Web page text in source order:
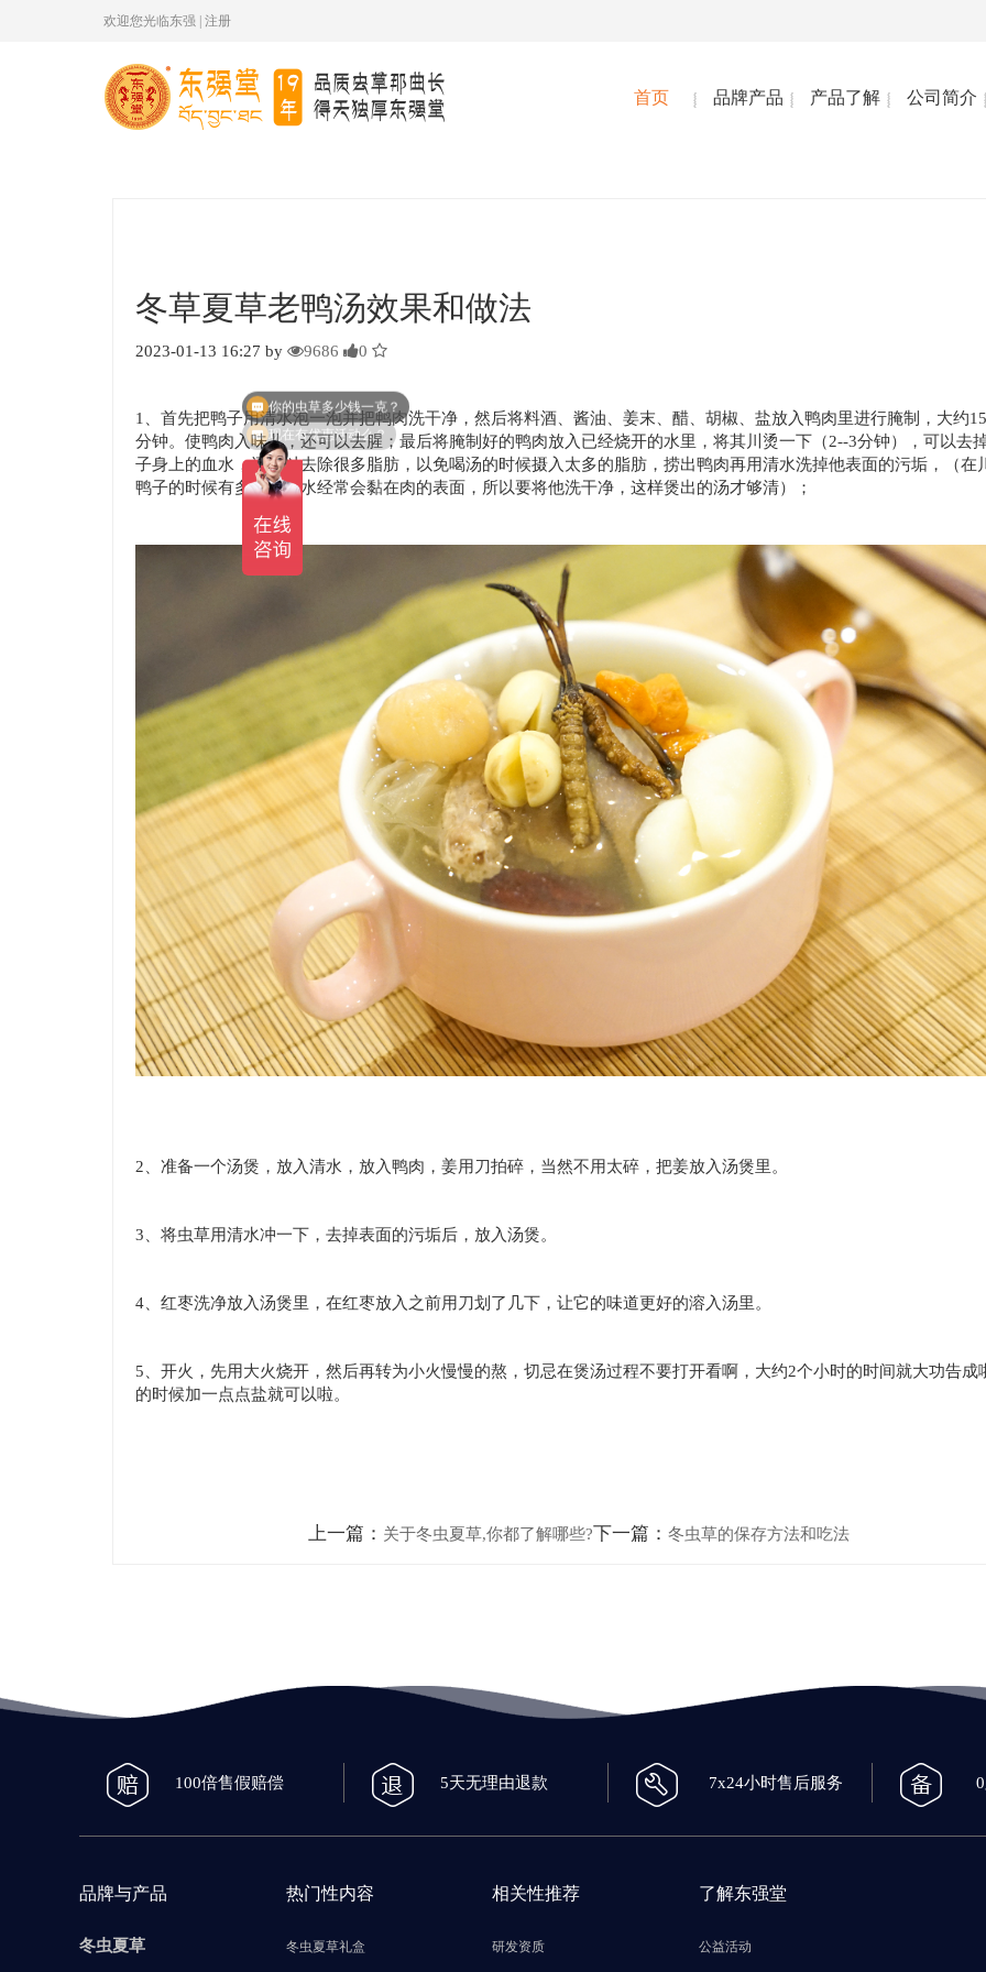
欢迎您光临东强 |注册
首页 品牌产品 产品了解 公司简介
冬草夏草老鸭汤效果和做法
2023-01-13 16:27 by 9686 0
1、首先把鸭子用清水泡一泡并把鸭肉洗干净，然后将料酒、酱油、姜末、醋、胡椒、盐放入鸭肉里进行腌制，大约
分钟。使鸭肉入味儿，还可以去腥；最后将腌制好的鸭肉放入已经烧开的水里，将其川烫一下（2--3分钟），可以去
子身上的血水，还可以去除很多脂肪，以免喝汤的时候摄入太多的脂肪，捞出鸭肉再用清水洗掉他表面的污垢，（在
鸭子的时候有多余的血水经常会黏在肉的表面，所以要将他洗干净，这样煲出的汤才够清）；
2、准备一个汤煲，放入清水，放入鸭肉，姜用刀拍碎，当然不用太碎，把姜放入汤煲里。
3、将虫草用清水冲一下，去掉表面的污垢后，放入汤煲。
4、红枣洗净放入汤煲里，在红枣放入之前用刀划了几下，让它的味道更好的溶入汤里。
5、开火，先用大火烧开，然后再转为小火慢慢的熬，切忌在煲汤过程不要打开看啊，大约2个小时的时间就大功告成
的时候加一点点盐就可以啦。
上一篇： 关于冬虫夏草,你都了解哪些?下一篇： 冬虫草的保存方法和吃法
100倍售假赔偿 5天无理由退款 7x24小时售后服务
品牌与产品
冬虫夏草
热门性内容
冬虫夏草礼盒
相关性推荐
研发资质
了解东强堂
公益活动
现在有优惠活动么？